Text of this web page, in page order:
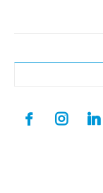
facebookinstagram